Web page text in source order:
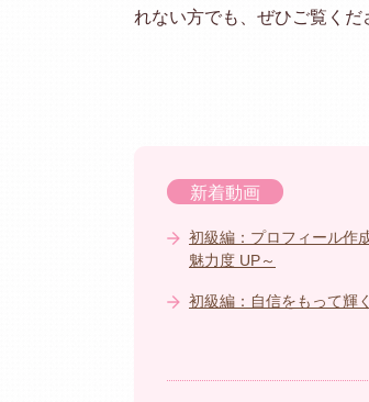
れない方でも、ぜひご覧くだ
新着動画
初級編：プロフィール作
魅⼒度 UP～
初級編：⾃信をもって輝